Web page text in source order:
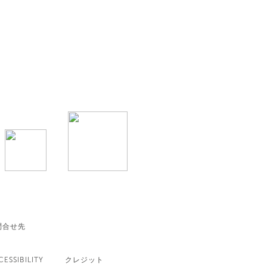
合せ先
クレジット